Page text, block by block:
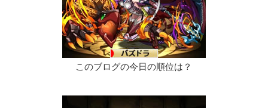
このブログの今日の順位は？